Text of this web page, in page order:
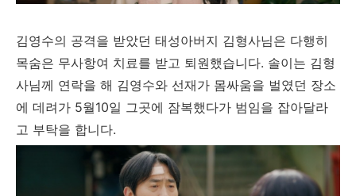
김영수의 공격을 받았던 태성아버지 김형사님은 다행히
목숨은 무사항여 치료를 받고 퇴원했습니다. 솔이는 김형
사님께 연락을 해 김영수와 선재가 몸싸움을 벌였던 장소
에 데려가 5월10일 그곳에 잠복했다가 범임을 잡아달라
고 부탁을 합니다.